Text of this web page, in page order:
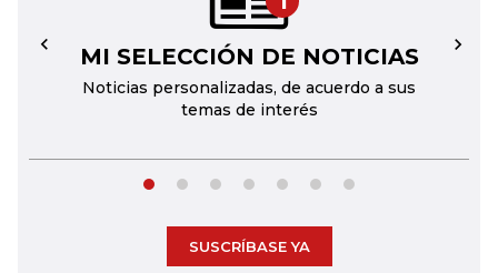
MI SELECCIÓN DE NOTICIAS
Noticias personalizadas, de acuerdo a sus
temas de interés
← →
SUSCRÍBASE YA